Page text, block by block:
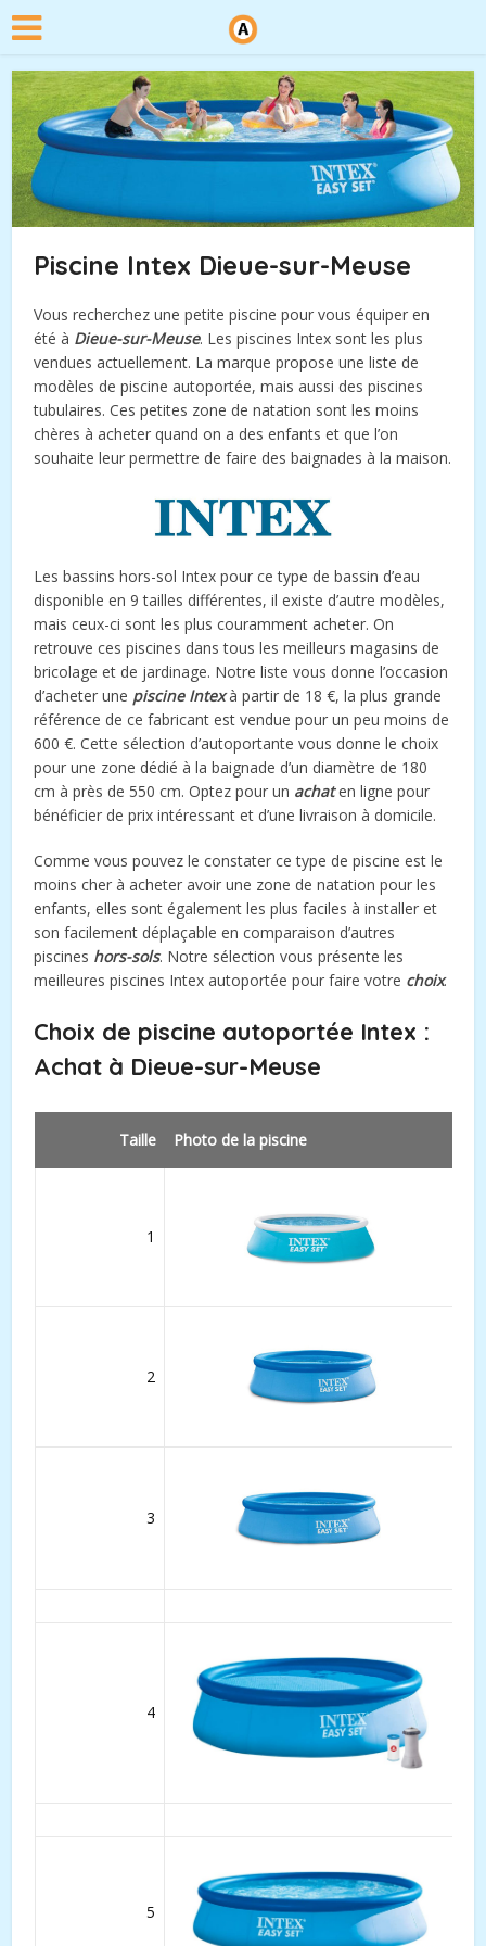
Piscine Intex Dieue-sur-Meuse
Vous recherchez une petite piscine pour vous équiper en
été à Dieue-sur-Meuse. Les piscines Intex sont les plus
vendues actuellement. La marque propose une liste de
modèles de piscine autoportée, mais aussi des piscines
tubulaires. Ces petites zone de natation sont les moins
chères à acheter quand on a des enfants et que l’on
souhaite leur permettre de faire des baignades à la maison.
Les bassins hors-sol Intex pour ce type de bassin d’eau
disponible en 9 tailles différentes, il existe d’autre modèles,
mais ceux-ci sont les plus couramment acheter. On
retrouve ces piscines dans tous les meilleurs magasins de
bricolage et de jardinage. Notre liste vous donne l’occasion
d’acheter une piscine Intexà partir de 18 €, la plus grande
référence de ce fabricant est vendue pour un peu moins de
600 €. Cette sélection d’autoportante vous donne le choix
pour une zone dédié à la baignade d’un diamètre de 180
cm à près de 550 cm. Optez pour un achaten ligne pour
bénéficier de prix intéressant et d’une livraison à domicile.
Comme vous pouvez le constater ce type de piscine est le
moins cher à acheter avoir une zone de natation pour les
enfants, elles sont également les plus faciles à installer et
son facilement déplaçable en comparaison d’autres
piscines hors-sols. Notre sélection vous présente les
meilleures piscines Intex autoportée pour faire votre choix.
Choix de piscine autoportée Intex :
Achat à Dieue-sur-Meuse
Taille Photo de la piscine
1
2
3
4
5